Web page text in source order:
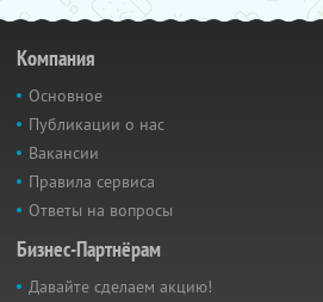
Компания
Основное
Публикации о нас
Вакансии
Правила сервиса
Ответы на вопросы
Бизнес-Партнёрам
Давайте сделаем акцию!